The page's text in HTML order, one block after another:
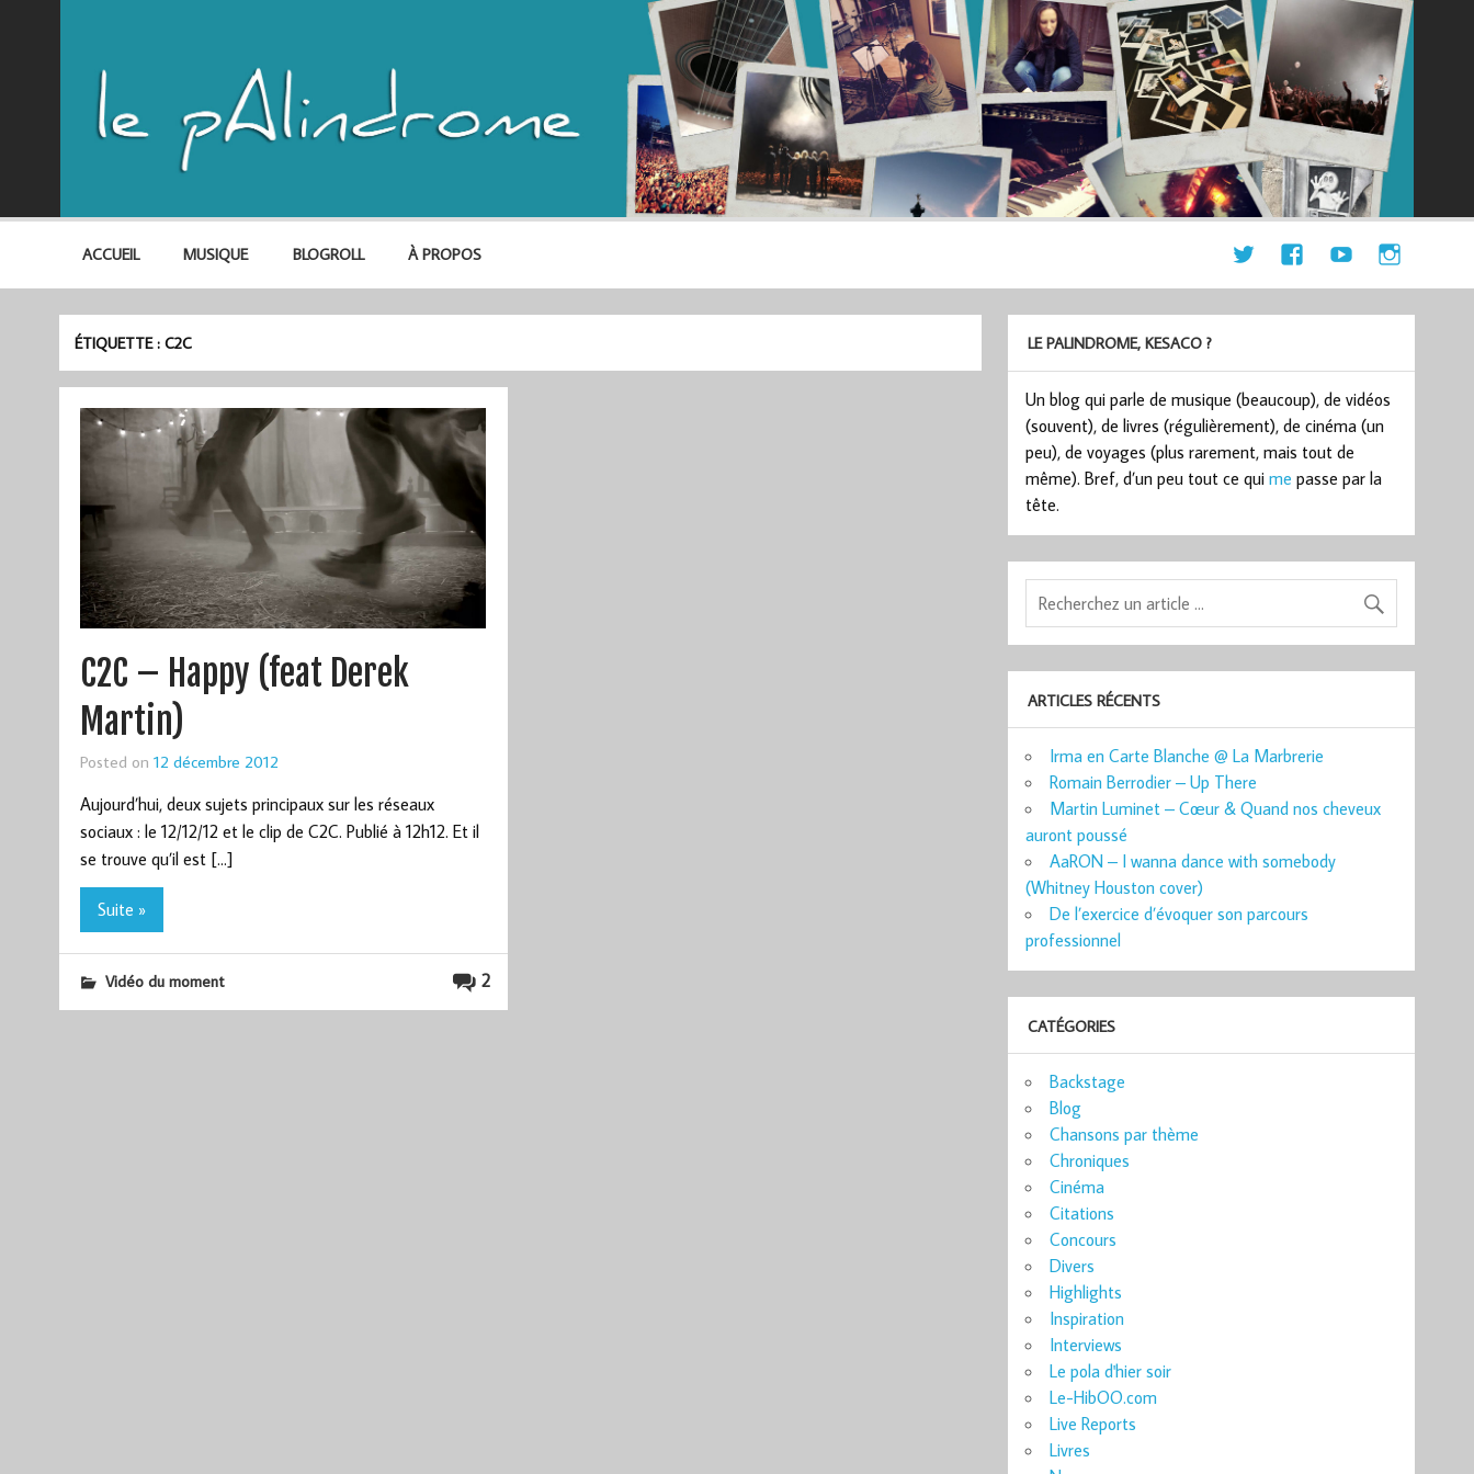
ACCUEIL MUSIQUE BLOGROLL À PROPOS
ÉTIQUETTE :C2C
C2C – Happy (feat Derek
Martin)
Posted on 12 décembre 2012
Aujourd’hui, deux sujets principaux sur les réseaux
sociaux : le 12/12/12 et le clip de C2C. Publié à 12h12. Et il
se trouve qu’il est […]
Suite »
2
Vidéo du moment
LE PALINDROME, KESACO ?
Un blog qui parle de musique (beaucoup), de vidéos
(souvent), de livres (régulièrement), de cinéma (un
peu), de voyages (plus rarement, mais tout de
même). Bref, d’un peu tout ce quime passe par la
tête.
ARTICLES RÉCENTS
Irma en Carte Blanche @ La Marbrerie
Romain Berrodier – Up There
Martin Luminet – Cœur & Quand nos cheveux
auront poussé
AaRON – I wanna dance with somebody
(Whitney Houston cover)
De l’exercice d’évoquer son parcours
professionnel
CATÉGORIES
Backstage
Blog
Chansons par thème
Chroniques
Cinéma
Citations
Concours
Divers
Highlights
Inspiration
Interviews
Le pola d'hier soir
Le-HibOO.com
Live Reports
Livres